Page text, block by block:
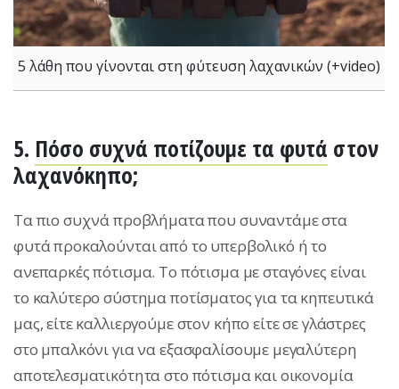
5 λάθη που γίνονται στη φύτευση λαχανικών (+video)
5. Πόσο συχνά ποτίζουμε τα φυτά στον
λαχανόκηπο;
Τα πιο συχνά προβλήματα που συναντάμε στα
φυτά προκαλούνται από το υπερβολικό ή το
ανεπαρκές πότισμα. Το πότισμα με σταγόνες είναι
το καλύτερο σύστημα ποτίσματος για τα κηπευτικά
μας, είτε καλλιεργούμε στον κήπο είτε σε γλάστρες
στο μπαλκόνι για να εξασφαλίσουμε μεγαλύτερη
αποτελεσματικότητα στο πότισμα και οικονομία